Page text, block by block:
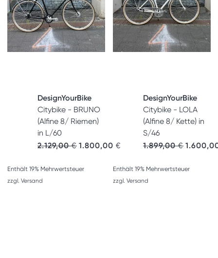
DesignYourBike
Citybike - BRUNO
(Alfine 8/ Riemen)
in L/60
2.129,00€ Ursprünglicher Preis war: 2.129,00 €
1.800,00 € Aktueller Preis ist: 1.800,00
Enthält 19% Mehrwertsteuer
zzgl. Versand
DesignYourBike
Citybike - LOLA
(Alfine 8/ Kette) in
S/46
1.899,00€
Enthält 19% Mehrwertsteuer
zzgl. Versand